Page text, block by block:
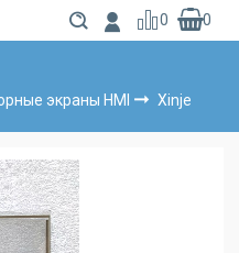
0 0
экраны HMI
Xinje